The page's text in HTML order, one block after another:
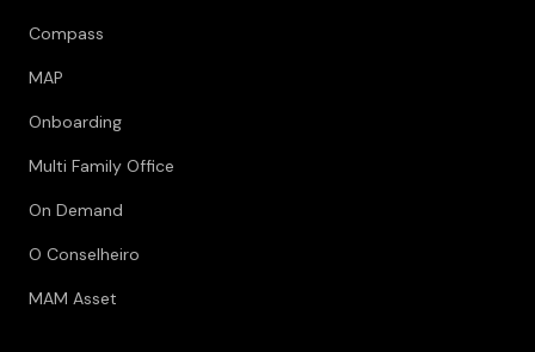
Compass
MAP
Onboarding
Multi Family Office
On Demand
O Conselheiro
MAM Asset